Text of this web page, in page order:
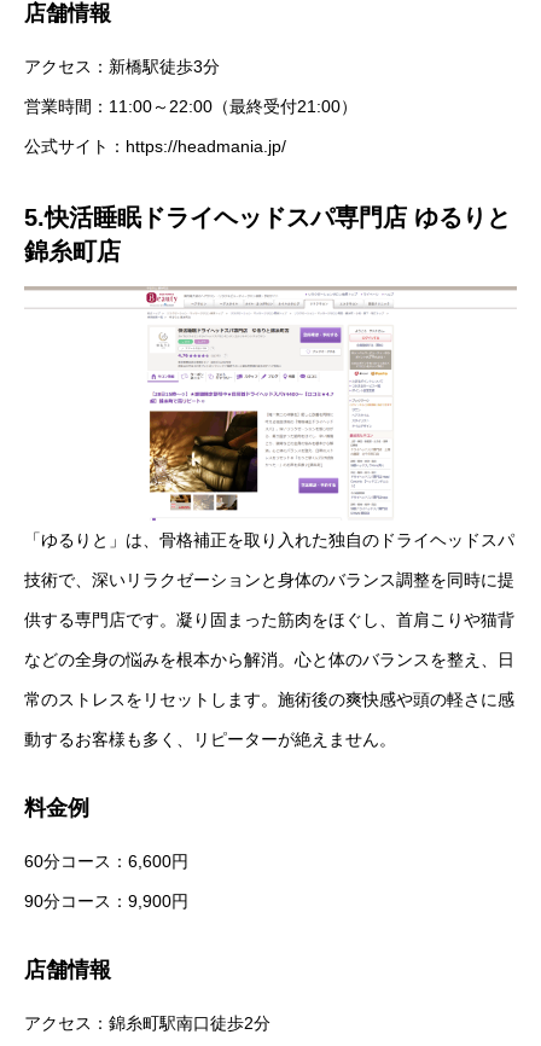
店舗情報
アクセス：新橋駅徒歩3分
営業時間：11:00～22:00（最終受付21:00）
公式サイト： https://headmania.jp/
5.快活睡眠ドライヘッドスパ専門店 ゆるりと
錦糸町店
「ゆるりと」は、骨格補正を取り入れた独自のドライヘッドスパ
技術で、深いリラクゼーションと身体のバランス調整を同時に提
供する専門店です。凝り固まった筋肉をほぐし、首肩こりや猫背
などの全身の悩みを根本から解消。心と体のバランスを整え、日
常のストレスをリセットします。施術後の爽快感や頭の軽さに感
動するお客様も多く、リピーターが絶えません。
料金例
60分コース：6,600円
90分コース：9,900円
店舗情報
アクセス：錦糸町駅南口徒歩2分